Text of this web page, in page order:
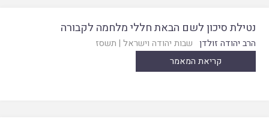
נטילת סיכון לשם הבאת חללי מלחמה לקבורה
הרב יהודה זולדן שבות יהודה וישראל | תשסז
קריאת המאמר